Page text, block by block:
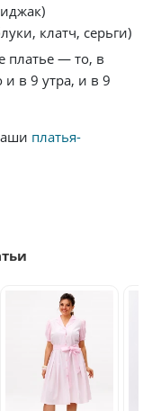
клатч, серьги)
платье — то, в
и в 9 утра, и в 9
платья-